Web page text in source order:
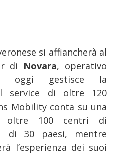
si affiancherà al
di Novara, operativo
oggi gestisce la
service di oltre 120
Mobility conta su una
oltre 100 centri di
di 30 paesi, mentre
l’esperienza dei suoi